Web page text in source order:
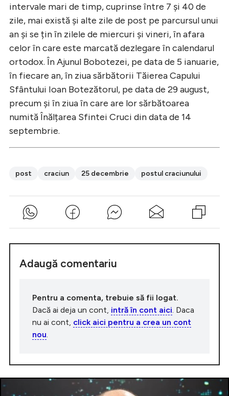
intervale mari de timp, cuprinse între 7 și 40 de
zile, mai există și alte zile de post pe parcursul unui
an și se țin în zilele de miercuri și vineri, în afara
celor în care este marcată dezlegare în calendarul
ortodox. În Ajunul Bobotezei, pe data de 5 ianuarie,
în fiecare an, în ziua sărbătorii Tăierea Capului
Sfântului Ioan Botezătorul, pe data de 29 august,
precum și în ziua în care are lor sărbătoarea
numită Înălțarea Sfintei Cruci din data de 14
septembrie.
post craciun 25 decembrie postul craciunului
Adaugă comentariu
Pentru a comenta, trebuie să fii logat.
Dacă ai deja un cont, intră în cont aici . Daca
nu ai cont, click aici pentru a crea un cont
nou